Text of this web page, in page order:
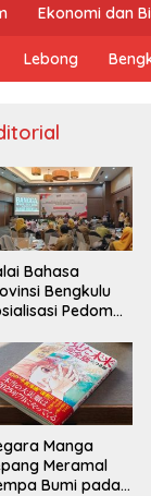
Ekonomi dan
Lebong
Bahasa
Bengkulu
Pedoman
Indonesia
Manga
Meramal
Bumi pada